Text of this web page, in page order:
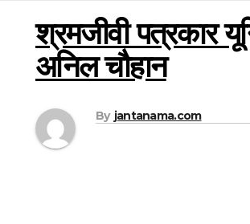
श्रमजीवी पत्रकार
अनिल चौहान
By jantanama.com